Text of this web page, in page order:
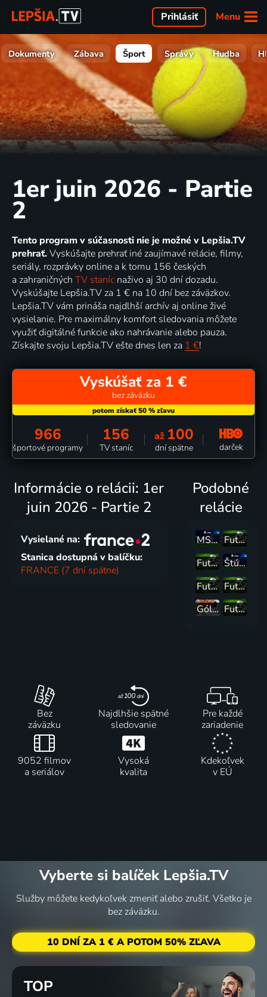
Menu
Prihlásiť
Dokumenty Zábava Šport Správy Hudba
1er juin 2026 - Partie
2
Tento program v súčasnosti nie je možné v Lepšia.TV
prehrať.Vyskúšajte prehrať iné zaujímavé relácie, filmy,
seriály, rozprávky online a k tomu 156 českých
a zahraničných TV staníc naživo aj 30 dní dozadu.
Vyskúšajte Lepšia.TV za 1 € na 10 dní bez záväzkov.
Lepšia.TV vám prináša najdlhší archív aj online živé
vysielanie. Pre maximálny komfort sledovania môžete
využiť digitálné funkcie ako nahrávanie alebo pauza.
Získajte svoju Lepšia.TV ešte dnes len za 1 €!
Vyskúšať za 1 €
bez záväzku
966
športové programy
156
TV staníc
až 100
dní spätne darček
Informácie o relácii: 1er
juin 2026 - Partie 2
Vysielané na:
Stanica dostupná v balíčku:
FRANCE (7 dní spätne)
Podobné
relácie
MS 2026 vo futbale
Futbal - MS 2026 - MS 2026: Argentína - Rakúsko (skupina J)
Futbal - MS 2026 - MS 2026: Francúzsko - Irak (skupina I)
Štúdio MS 2026 vo futbale
Futbal - Highlighty MS 2026
Futbal - MS 2026 - MS 2026: Nórsko - Senegal (skupina I)
Góly - body - sekundy
Futbal - MS 2026
Bez
záväzku
Najdlhšie spätné
sledovanie
Pre každé
zariadenie
9052 filmov
a seriálov
Vysoká
kvalita
Kdekoľvek
v EÚ
Vyberte si balíček Lepšia.TV
Služby môžete kedykoľvek zmeniť alebo zrušiť. Všetko je
bez záväzku.
10 DNÍ ZA 1 € A POTOM 50% ZĽAVA
TOP